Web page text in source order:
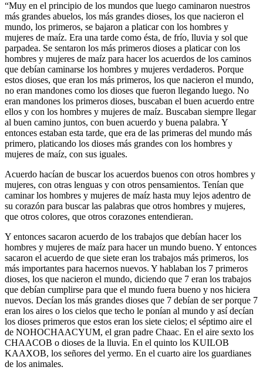
“Muy en el principio de los mundos que luego caminaron nuestros
más grandes abuelos, los más grandes dioses, los que nacieron el
mundo, los primeros, se bajaron a platicar con los hombres y
mujeres de maíz. Era una tarde como ésta, de frío, lluvia y sol que
parpadea. Se sentaron los más primeros dioses a platicar con los
hombres y mujeres de maíz para hacer los acuerdos de los caminos
que debían caminarse los hombres y mujeres verdaderos. Porque
estos dioses, que eran los más primeros, los que nacieron el mundo,
no eran mandones como los dioses que fueron llegando luego. No
eran mandones los primeros dioses, buscaban el buen acuerdo entre
ellos y con los hombres y mujeres de maíz. Buscaban siempre llegar
al buen camino juntos, con buen acuerdo y buena palabra. Y
entonces estaban esta tarde, que era de las primeras del mundo más
primero, platicando los dioses más grandes con los hombres y
mujeres de maíz, con sus iguales.
Acuerdo hacían de buscar los acuerdos buenos con otros hombres y
mujeres, con otras lenguas y con otros pensamientos. Tenían que
caminar los hombres y mujeres de maíz hasta muy lejos adentro de
su corazón para buscar las palabras que otros hombres y mujeres,
que otros colores, que otros corazones entendieran.
Y entonces sacaron acuerdo de los trabajos que debían hacer los
hombres y mujeres de maíz para hacer un mundo bueno. Y entonces
sacaron el acuerdo de que siete eran los trabajos más primeros, los
más importantes para hacernos nuevos. Y hablaban los 7 primeros
dioses, los que nacieron el mundo, diciendo que 7 eran los trabajos
que debían cumplirse para que el mundo fuera bueno y nos hiciera
nuevos. Decían los más grandes dioses que 7 debían de ser porque 7
eran los aires o los cielos que techo le ponían al mundo y así decían
los dioses primeros que estos eran los siete cielos; el séptimo aire el
de NOHOCHAACYUM, el gran padre Chaac. En el aire sexto los
CHAACOB o dioses de la lluvia. En el quinto los KUILOB
KAAXOB, los señores del yermo. En el cuarto aire los guardianes
de los animales.